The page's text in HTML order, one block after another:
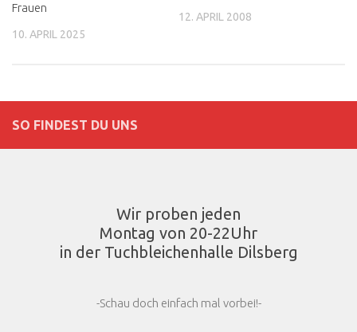
Frauen
10. APRIL 2025
12. APRIL 2008
SO FINDEST DU UNS
Wir proben jeden
Montag von 20-22Uhr
in der Tuchbleichenhalle Dilsberg
-Schau doch einfach mal vorbei!-